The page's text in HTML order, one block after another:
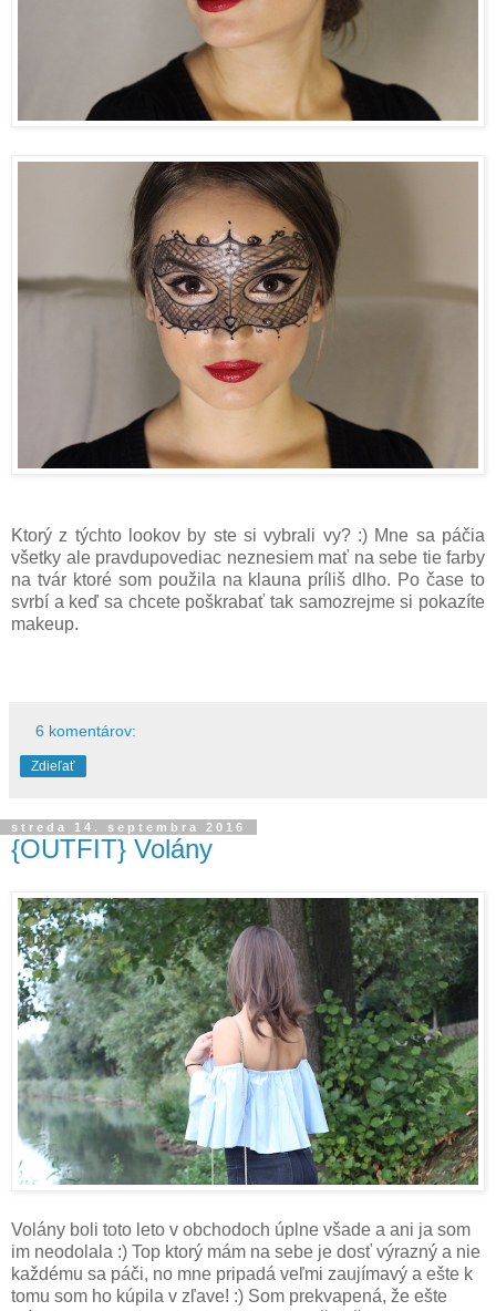
Ktorý z týchto lookov by ste si vybrali vy? :) Mne sa páčia
všetky ale pravdupovediac neznesiem mať na sebe tie farby
na tvár ktoré som použila na klauna príliš dlho. Po čase to
svrbí a keď sa chcete poškrabať tak samozrejme si pokazíte
makeup.
6 komentárov:
Zdieľať
streda 14. septembra 2016
{OUTFIT} Volány
Volány boli toto leto v obchodoch úplne všade a ani ja som
im neodolala :) Top ktorý mám na sebe je dosť výrazný a nie
každému sa páči, no mne pripadá veľmi zaujímavý a ešte k
tomu som ho kúpila v zľave! :) Som prekvapená, že ešte